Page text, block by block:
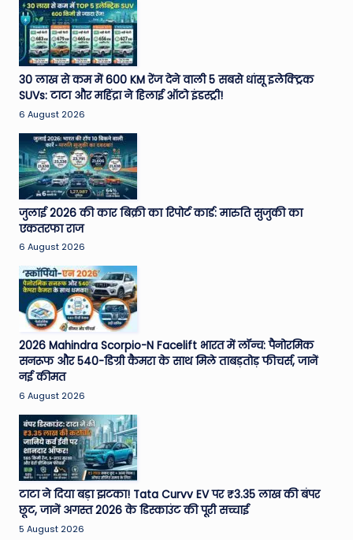
30 लाख से कम में 600 KM रेंज देने वाली 5 सबसे धांसू इलेक्ट्रिक
SUVs: टाटा और महिंद्रा ने हिलाई ऑटो इंडस्ट्री!
6 August 2026
जुलाई 2026 की कार बिक्री का रिपोर्ट कार्ड: मारुति सुजुकी का
एकतरफा राज
6 August 2026
2026 Mahindra Scorpio-N Facelift भारत में लॉन्च: पैनोरमिक
सनरूफ और 540-डिग्री कैमरा के साथ मिले ताबड़तोड़ फीचर्स, जानें
नई कीमत
6 August 2026
टाटा ने दिया बड़ा झटका! Tata Curvv EV पर ₹3.35 लाख की बंपर
छूट, जानें अगस्त 2026 के डिस्काउंट की पूरी सच्चाई
5 August 2026